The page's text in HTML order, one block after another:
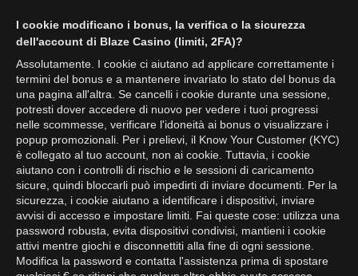
I cookie modificano i bonus, la verifica o la sicurezza
dell'account di Blaze Casino (limiti, 2FA)?
Assolutamente. I cookie ci aiutano ad applicare correttamente i
termini del bonus e a mantenere invariato lo stato del bonus da
una pagina all'altra. Se cancelli i cookie durante una sessione,
potresti dover accedere di nuovo per vedere i tuoi progressi
nelle scommesse, verificare l'idoneità ai bonus o visualizzare i
popup promozionali. Per i prelievi, il Know Your Customer (KYC)
è collegato al tuo account, non ai cookie. Tuttavia, i cookie
aiutano con i controlli di rischio e le sessioni di caricamento
sicure, quindi bloccarli può impedirti di inviare documenti. Per la
sicurezza, i cookie aiutano a identificare i dispositivi, inviare
avvisi di accesso e impostare limiti. Fai queste cose: utilizza una
password robusta, evita dispositivi condivisi, mantieni i cookie
attivi mentre giochi e disconnettiti alla fine di ogni sessione.
Modifica la password e contatta l'assistenza prima di spostare